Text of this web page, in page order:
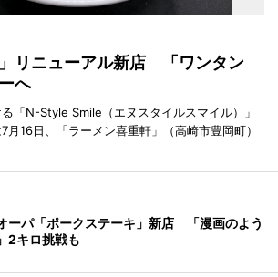
リニューアル新店 「ワンタン
へ
「N-Style Smile（エヌスタイルスマイル）」
月16日、「ラーメン喜重軒」（高崎市豊岡町）
ーパ「ポークステーキ」新店 「漫画のよう
2キロ挑戦も